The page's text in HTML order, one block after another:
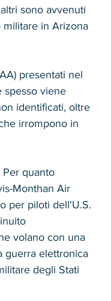
sono avvenuti
in Arizona
presentati nel
spesso viene
identificati, oltre
irrompono in
quanto
Monthan Air
per piloti dell'U.S.
volano con una
guerra elettronica
degli Stati